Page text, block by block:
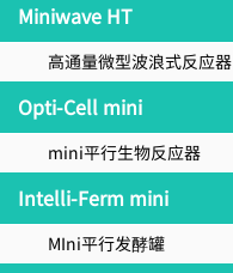
Miniwave HT
高通量微型波浪式反应器
Opti-Cell mini
mini平行生物反应器
Intelli-Ferm mini
MIni平行发酵罐